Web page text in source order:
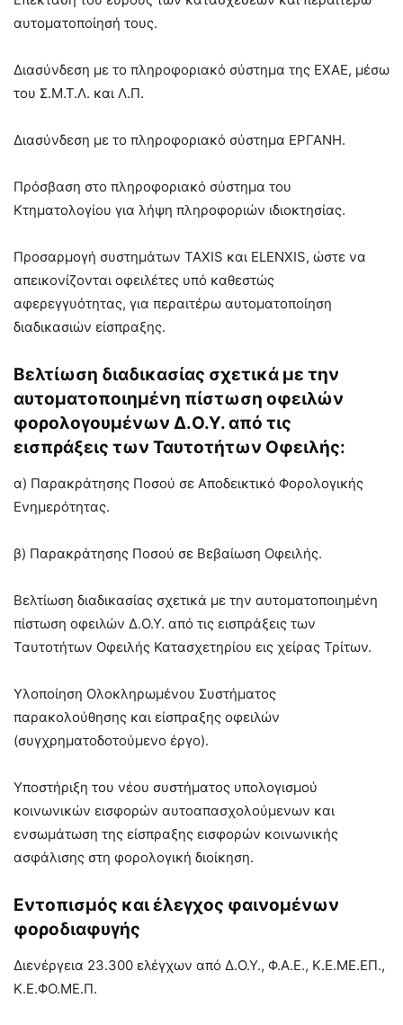
αυτοματοποίησή τους.
Διασύνδεση με το πληροφοριακό σύστημα της ΕΧΑΕ, μέσω
του Σ.Μ.Τ.Λ. και Λ.Π.
Διασύνδεση με το πληροφοριακό σύστημα ΕΡΓΑΝΗ.
Πρόσβαση στο πληροφοριακό σύστημα του
Κτηματολογίου για λήψη πληροφοριών ιδιοκτησίας.
Προσαρμογή συστημάτων TAXIS και ELENXIS, ώστε να
απεικονίζονται οφειλέτες υπό καθεστώς
αφερεγγυότητας, για περαιτέρω αυτοματοποίηση
διαδικασιών είσπραξης.
Βελτίωση διαδικασίας σχετικά με την
αυτοματοποιημένη πίστωση οφειλών
φορολογουμένων Δ.Ο.Υ. από τις
εισπράξεις των Ταυτοτήτων Οφειλής:
α) Παρακράτησης Ποσού σε Αποδεικτικό Φορολογικής
Ενημερότητας.
β) Παρακράτησης Ποσού σε Βεβαίωση Οφειλής.
Βελτίωση διαδικασίας σχετικά με την αυτοματοποιημένη
πίστωση οφειλών Δ.Ο.Υ. από τις εισπράξεις των
Ταυτοτήτων Οφειλής Κατασχετηρίου εις χείρας Τρίτων.
Υλοποίηση Ολοκληρωμένου Συστήματος
παρακολούθησης και είσπραξης οφειλών
(συγχρηματοδοτούμενο έργο).
Υποστήριξη του νέου συστήματος υπολογισμού
κοινωνικών εισφορών αυτοαπασχολούμενων και
ενσωμάτωση της είσπραξης εισφορών κοινωνικής
ασφάλισης στη φορολογική διοίκηση.
Εντοπισμός και έλεγχος φαινομένων
φοροδιαφυγής
Διενέργεια 23.300 ελέγχων από Δ.Ο.Υ., Φ.Α.Ε., Κ.Ε.ΜΕ.ΕΠ.,
Κ.Ε.ΦΟ.ΜΕ.Π.